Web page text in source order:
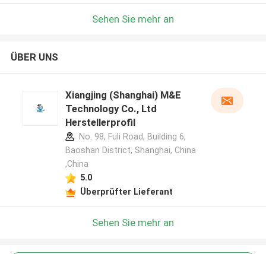
Sehen Sie mehr an
ÜBER UNS
Xiangjing (Shanghai) M&E
Technology Co., Ltd
Herstellerprofil
No. 98, Fuli Road, Building 6,
Baoshan District, Shanghai, China
,China
5.0
Überprüfter Lieferant
Sehen Sie mehr an